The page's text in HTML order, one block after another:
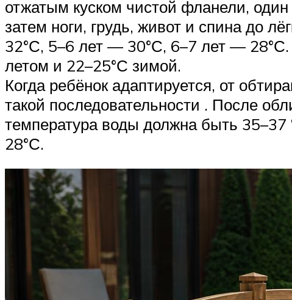
отжатым куском чистой фланели,
затем ноги, грудь, живот и спина до
32°С, 5–6 лет — 30°С, 6–7 лет —
летом и 22–25°С зимой.
Когда ребёнок адаптируется, от
такой последовательности . После
температура воды должна быть
28°С.